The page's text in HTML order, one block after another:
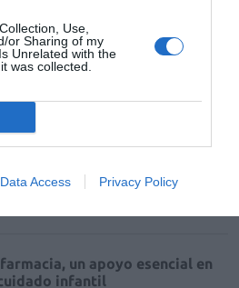
Use,
or Sharing of my
Unrelated with the
was collected.
Data Access Privacy Policy
humano: seguridad y
de Oviedo
un apoyo esencial en
infantil